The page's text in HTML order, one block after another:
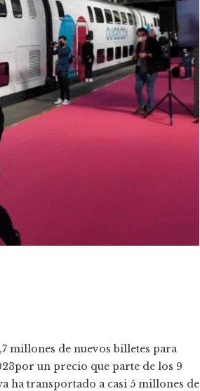
millones de nuevos billetes para
un precio que parte de los 9
ha transportado a casi 5 millones de